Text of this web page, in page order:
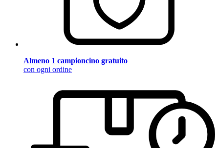
Almeno 1 campioncino gratuito
con ogni ordine